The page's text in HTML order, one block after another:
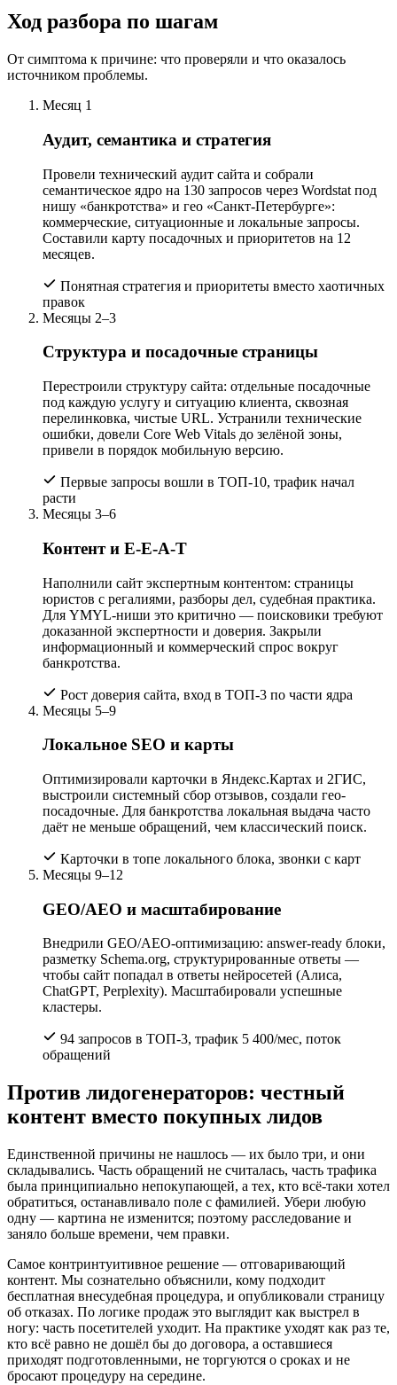
Ход разбора по шагам
От симптома к причине: что проверяли и что оказалось
источником проблемы.
Месяц 1
Аудит, семантика и стратегия
Провели технический аудит сайта и собрали
семантическое ядро на 130 запросов через Wordstat под
нишу «банкротства» и гео «Санкт-Петербурге»:
коммерческие, ситуационные и локальные запросы.
Составили карту посадочных и приоритетов на 12
месяцев.
Понятная стратегия и приоритеты вместо хаотичных
правок
Месяцы 2–3
Структура и посадочные страницы
Перестроили структуру сайта: отдельные посадочные
под каждую услугу и ситуацию клиента, сквозная
перелинковка, чистые URL. Устранили технические
ошибки, довели Core Web Vitals до зелёной зоны,
привели в порядок мобильную версию.
Первые запросы вошли в ТОП-10, трафик начал
расти
Месяцы 3–6
Контент и E-E-A-T
Наполнили сайт экспертным контентом: страницы
юристов с регалиями, разборы дел, судебная практика.
Для YMYL-ниши это критично — поисковики требуют
доказанной экспертности и доверия. Закрыли
информационный и коммерческий спрос вокруг
банкротства.
Рост доверия сайта, вход в ТОП-3 по части ядра
Месяцы 5–9
Локальное SEO и карты
Оптимизировали карточки в Яндекс.Картах и 2ГИС,
выстроили системный сбор отзывов, создали гео-
посадочные. Для банкротства локальная выдача часто
даёт не меньше обращений, чем классический поиск.
Карточки в топе локального блока, звонки с карт
Месяцы 9–12
GEO/AEO и масштабирование
Внедрили GEO/AEO-оптимизацию: answer-ready блоки,
разметку Schema.org, структурированные ответы —
чтобы сайт попадал в ответы нейросетей (Алиса,
ChatGPT, Perplexity). Масштабировали успешные
кластеры.
94 запросов в ТОП-3, трафик 5 400/мес, поток
обращений
Против лидогенераторов: честный
контент вместо покупных лидов
Единственной причины не нашлось — их было три, и они
складывались. Часть обращений не считалась, часть трафика
была принципиально непокупающей, а тех, кто всё-таки хотел
обратиться, останавливало поле с фамилией. Убери любую
одну — картина не изменится; поэтому расследование и
заняло больше времени, чем правки.
Самое контринтуитивное решение — отговаривающий
контент. Мы сознательно объяснили, кому подходит
бесплатная внесудебная процедура, и опубликовали страницу
об отказах. По логике продаж это выглядит как выстрел в
ногу: часть посетителей уходит. На практике уходят как раз те,
кто всё равно не дошёл бы до договора, а оставшиеся
приходят подготовленными, не торгуются о сроках и не
бросают процедуру на середине.